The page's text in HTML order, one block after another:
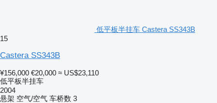
低平板半挂车 Castera SS343B
15
Castera SS343B
¥156,000 €20,000 ≈ US$23,110
低平板半挂车
2004
悬架 空气/空气 车桥数 3